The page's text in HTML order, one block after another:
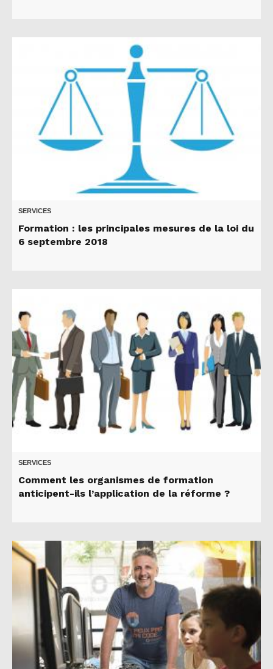
SERVICES
Formation : les principales mesures de la loi du
6 septembre 2018
SERVICES
Comment les organismes de formation
anticipent-ils l’application de la réforme ?